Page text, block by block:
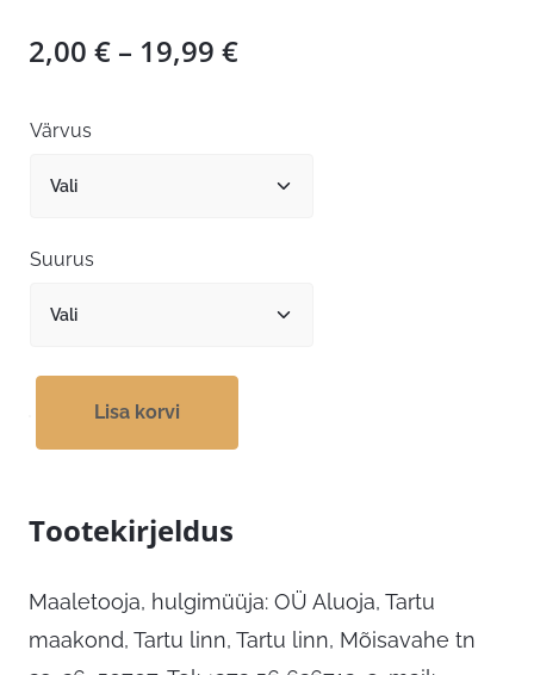
2,00 € – 19,99 €Hinnavahemik:
Värvus
Suurus
Lisa korvi
Tootekirjeldus
Maaletooja, hulgimüüja: OÜ Aluoja, Tartu
maakond, Tartu linn, Tartu linn, Mõisavahe tn